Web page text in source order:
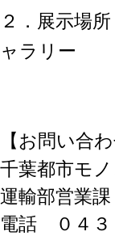
２．展示
ャラリー
【お問い合わ
千葉都市モ
運輸部営業課
電話 ０４３